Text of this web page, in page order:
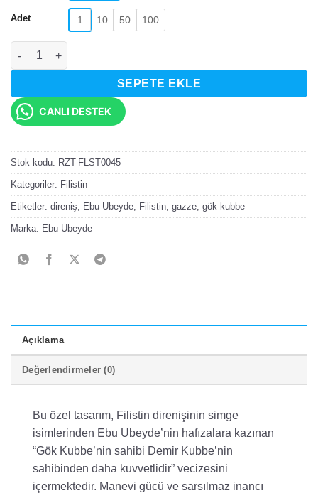
Adet 1 10 50 100
Ebu Ubeyde Gök Kubbe Sözlü Rozet adet
SEPETE EKLE
CANLI DESTEK
Stok kodu: RZT-FLST0045
Kategoriler: Filistin
Etiketler: direniş, Ebu Ubeyde, Filistin, gazze, gök kubbe
Marka: Ebu Ubeyde
Açıklama
Değerlendirmeler (0)
Bu özel tasarım, Filistin direnişinin simge
isimlerinden Ebu Ubeyde’nin hafızalara kazınan
“Gök Kubbe’nin sahibi Demir Kubbe’nin
sahibinden daha kuvvetlidir” vecizesini
içermektedir. Manevi gücü ve sarsılmaz inancı